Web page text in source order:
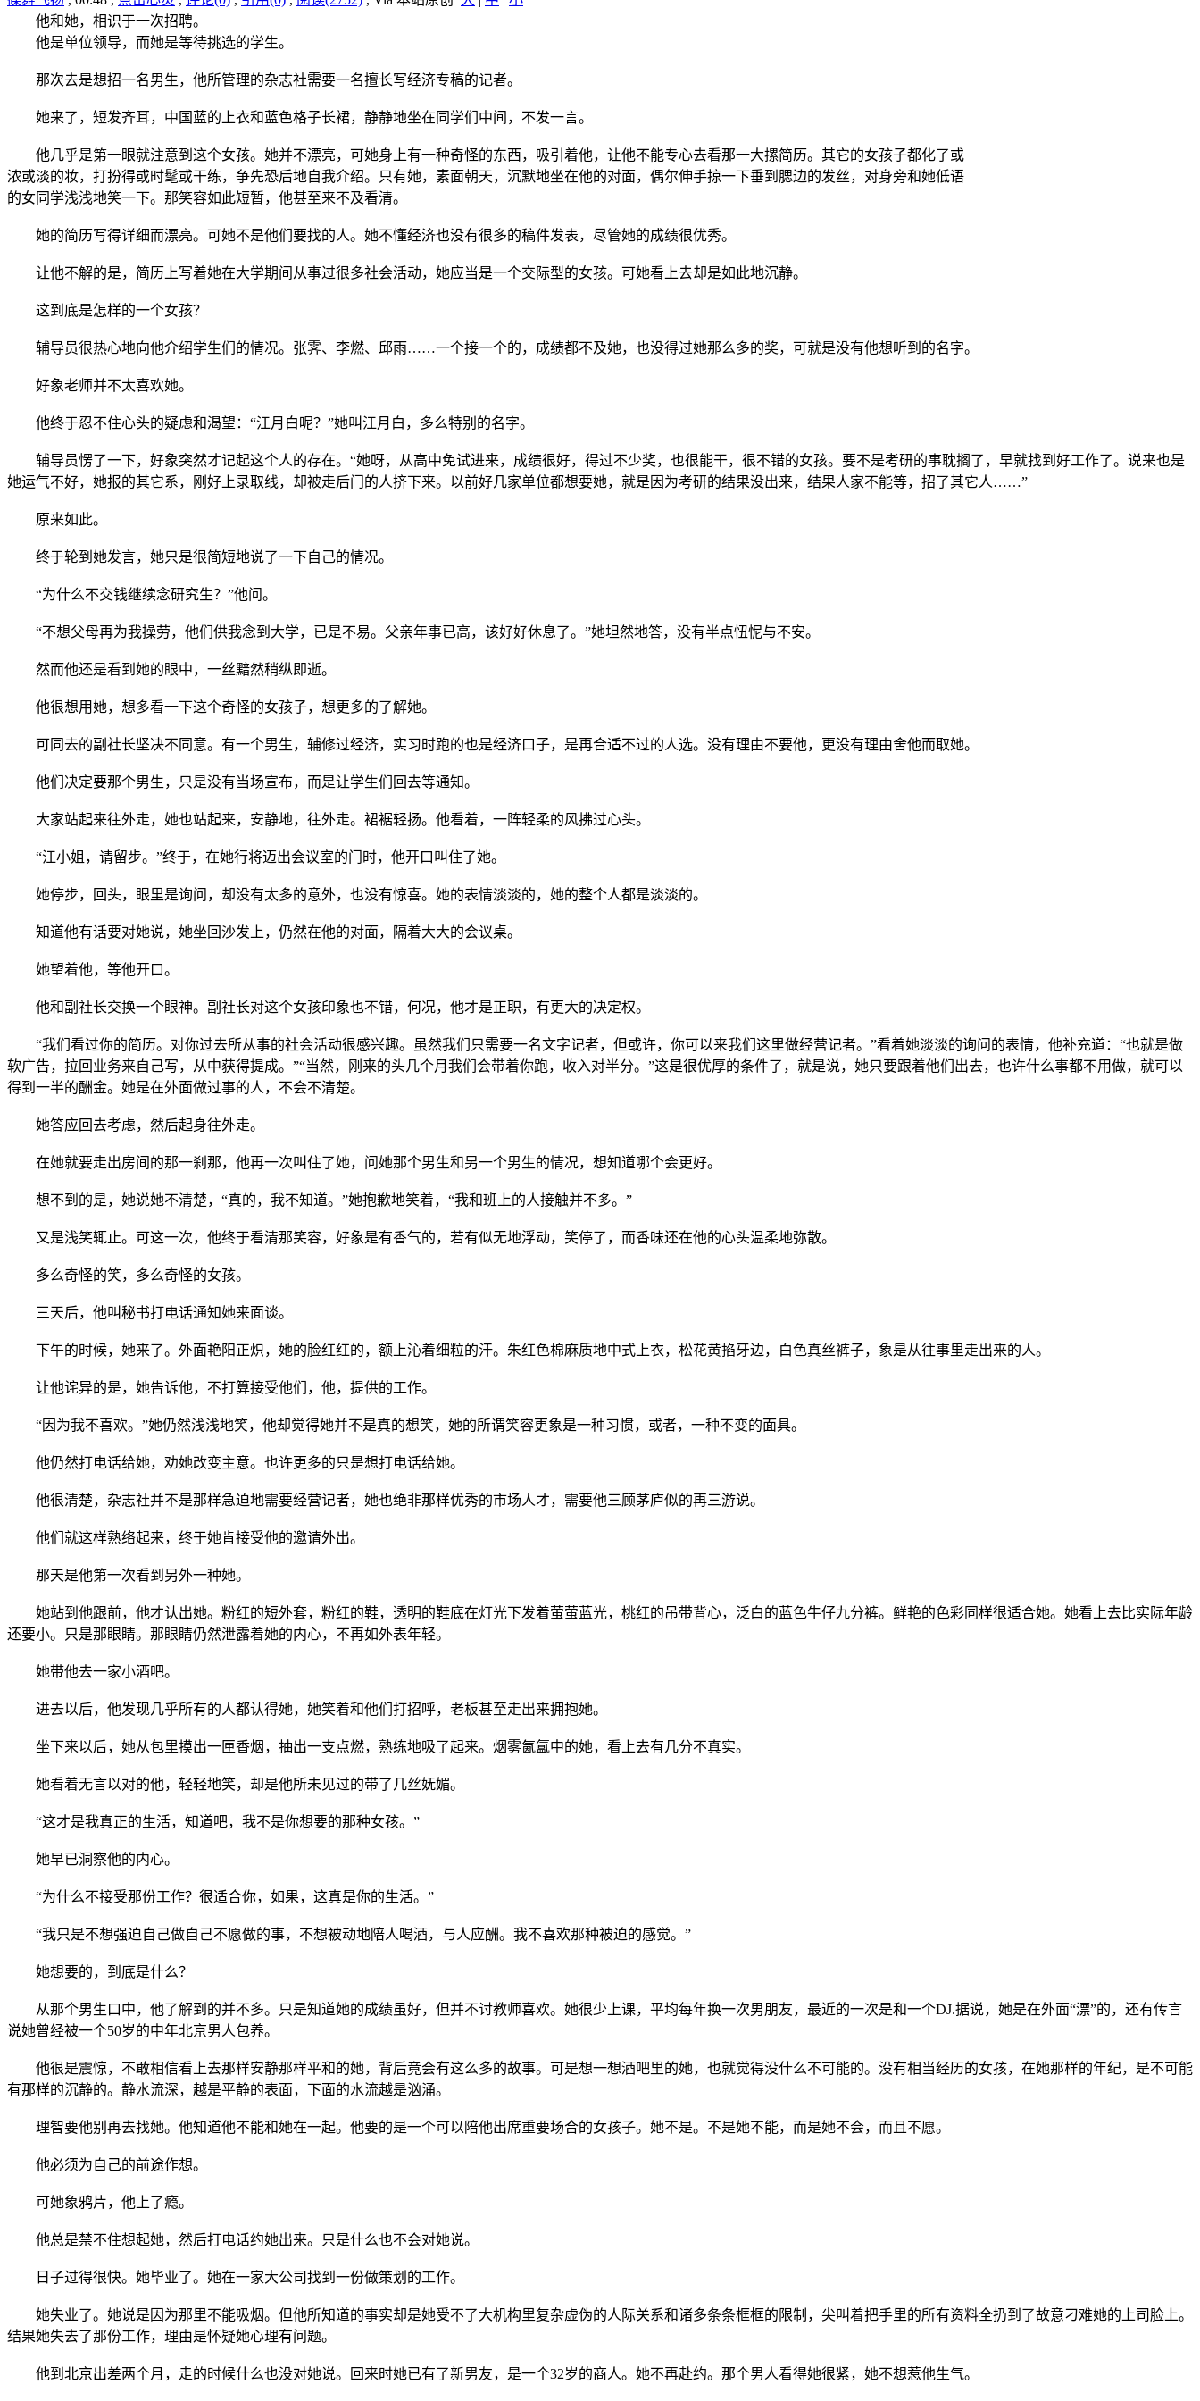
他和她，相识于一次招聘。
他是单位领导，而她是等待挑选的学生。
那次去是想招一名男生，他所管理的杂志社需要一名擅长写经济专稿的记者。
她来了，短发齐耳，中国蓝的上衣和蓝色格子长裙，静静地坐在同学们中间，不发一言。
他几乎是第一眼就注意到这个女孩。她并不漂亮，可她身上有一种奇怪的东西，吸引着他，让他不能专心去看那一大摞简历。其它的女孩子都化了或
浓或淡的妆，打扮得或时髦或干练，争先恐后地自我介绍。只有她，素面朝天，沉默地坐在他的对面，偶尔伸手掠一下垂到腮边的发丝，对身旁和她低语
的女同学浅浅地笑一下。那笑容如此短暂，他甚至来不及看清。
她的简历写得详细而漂亮。可她不是他们要找的人。她不懂经济也没有很多的稿件发表，尽管她的成绩很优秀。
让他不解的是，简历上写着她在大学期间从事过很多社会活动，她应当是一个交际型的女孩。可她看上去却是如此地沉静。
这到底是怎样的一个女孩？
辅导员很热心地向他介绍学生们的情况。张霁、李燃、邱雨……一个接一个的，成绩都不及她，也没得过她那么多的奖，可就是没有他想听到的名字。
好象老师并不太喜欢她。
他终于忍不住心头的疑虑和渴望：“江月白呢？”她叫江月白，多么特别的名字。
辅导员愣了一下，好象突然才记起这个人的存在。“她呀，从高中免试进来，成绩很好，得过不少奖，也很能干，很不错的女孩。要不是考研的事耽搁了，早就找到好工作了。说来也是
她运气不好，她报的其它系，刚好上录取线，却被走后门的人挤下来。以前好几家单位都想要她，就是因为考研的结果没出来，结果人家不能等，招了其它人……”
原来如此。
终于轮到她发言，她只是很简短地说了一下自己的情况。
“为什么不交钱继续念研究生？”他问。
“不想父母再为我操劳，他们供我念到大学，已是不易。父亲年事已高，该好好休息了。”她坦然地答，没有半点忸怩与不安。
然而他还是看到她的眼中，一丝黯然稍纵即逝。
他很想用她，想多看一下这个奇怪的女孩子，想更多的了解她。
可同去的副社长坚决不同意。有一个男生，辅修过经济，实习时跑的也是经济口子，是再合适不过的人选。没有理由不要他，更没有理由舍他而取她。
他们决定要那个男生，只是没有当场宣布，而是让学生们回去等通知。
大家站起来往外走，她也站起来，安静地，往外走。裙裾轻扬。他看着，一阵轻柔的风拂过心头。
“江小姐，请留步。”终于，在她行将迈出会议室的门时，他开口叫住了她。
她停步，回头，眼里是询问，却没有太多的意外，也没有惊喜。她的表情淡淡的，她的整个人都是淡淡的。
知道他有话要对她说，她坐回沙发上，仍然在他的对面，隔着大大的会议桌。
她望着他，等他开口。
他和副社长交换一个眼神。副社长对这个女孩印象也不错，何况，他才是正职，有更大的决定权。
“我们看过你的简历。对你过去所从事的社会活动很感兴趣。虽然我们只需要一名文字记者，但或许，你可以来我们这里做经营记者。”看着她淡淡的询问的表情，他补充道：“也就是做
软广告，拉回业务来自己写，从中获得提成。”“当然，刚来的头几个月我们会带着你跑，收入对半分。”这是很优厚的条件了，就是说，她只要跟着他们出去，也许什么事都不用做，就可以
得到一半的酬金。她是在外面做过事的人，不会不清楚。
她答应回去考虑，然后起身往外走。
在她就要走出房间的那一刹那，他再一次叫住了她，问她那个男生和另一个男生的情况，想知道哪个会更好。
想不到的是，她说她不清楚，“真的，我不知道。”她抱歉地笑着，“我和班上的人接触并不多。”
又是浅笑辄止。可这一次，他终于看清那笑容，好象是有香气的，若有似无地浮动，笑停了，而香味还在他的心头温柔地弥散。
多么奇怪的笑，多么奇怪的女孩。
三天后，他叫秘书打电话通知她来面谈。
下午的时候，她来了。外面艳阳正炽，她的脸红红的，额上沁着细粒的汗。朱红色棉麻质地中式上衣，松花黄掐牙边，白色真丝裤子，象是从往事里走出来的人。
让他诧异的是，她告诉他，不打算接受他们，他，提供的工作。
“因为我不喜欢。”她仍然浅浅地笑，他却觉得她并不是真的想笑，她的所谓笑容更象是一种习惯，或者，一种不变的面具。
他仍然打电话给她，劝她改变主意。也许更多的只是想打电话给她。
他很清楚，杂志社并不是那样急迫地需要经营记者，她也绝非那样优秀的市场人才，需要他三顾茅庐似的再三游说。
他们就这样熟络起来，终于她肯接受他的邀请外出。
那天是他第一次看到另外一种她。
她站到他跟前，他才认出她。粉红的短外套，粉红的鞋，透明的鞋底在灯光下发着萤萤蓝光，桃红的吊带背心，泛白的蓝色牛仔九分裤。鲜艳的色彩同样很适合她。她看上去比实际年龄
还要小。只是那眼睛。那眼睛仍然泄露着她的内心，不再如外表年轻。
她带他去一家小酒吧。
进去以后，他发现几乎所有的人都认得她，她笑着和他们打招呼，老板甚至走出来拥抱她。
坐下来以后，她从包里摸出一匣香烟，抽出一支点燃，熟练地吸了起来。烟雾氤氲中的她，看上去有几分不真实。
她看着无言以对的他，轻轻地笑，却是他所未见过的带了几丝妩媚。
“这才是我真正的生活，知道吧，我不是你想要的那种女孩。”
她早已洞察他的内心。
“为什么不接受那份工作？很适合你，如果，这真是你的生活。”
“我只是不想强迫自己做自己不愿做的事，不想被动地陪人喝酒，与人应酬。我不喜欢那种被迫的感觉。”
她想要的，到底是什么？
从那个男生口中，他了解到的并不多。只是知道她的成绩虽好，但并不讨教师喜欢。她很少上课，平均每年换一次男朋友，最近的一次是和一个DJ.据说，她是在外面“漂”的，还有传言
说她曾经被一个50岁的中年北京男人包养。
他很是震惊，不敢相信看上去那样安静那样平和的她，背后竟会有这么多的故事。可是想一想酒吧里的她，也就觉得没什么不可能的。没有相当经历的女孩，在她那样的年纪，是不可能
有那样的沉静的。静水流深，越是平静的表面，下面的水流越是汹涌。
理智要他别再去找她。他知道他不能和她在一起。他要的是一个可以陪他出席重要场合的女孩子。她不是。不是她不能，而是她不会，而且不愿。
他必须为自己的前途作想。
可她象鸦片，他上了瘾。
他总是禁不住想起她，然后打电话约她出来。只是什么也不会对她说。
日子过得很快。她毕业了。她在一家大公司找到一份做策划的工作。
她失业了。她说是因为那里不能吸烟。但他所知道的事实却是她受不了大机构里复杂虚伪的人际关系和诸多条条框框的限制，尖叫着把手里的所有资料全扔到了故意刁难她的上司脸上。
结果她失去了那份工作，理由是怀疑她心理有问题。
他到北京出差两个月，走的时候什么也没对她说。回来时她已有了新男友，是一个32岁的商人。她不再赴约。那个男人看得她很紧，她不想惹他生气。